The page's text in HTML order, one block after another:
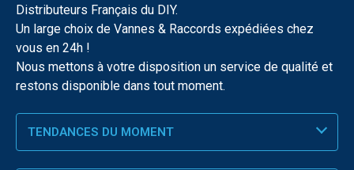
Distributeurs Français du DIY.
Un large choix de Vannes & Raccords expédiées chez
vous en 24h !
Nous mettons à votre disposition un service de qualité et
restons disponible dans tout moment.
TENDANCES DU MOMENT